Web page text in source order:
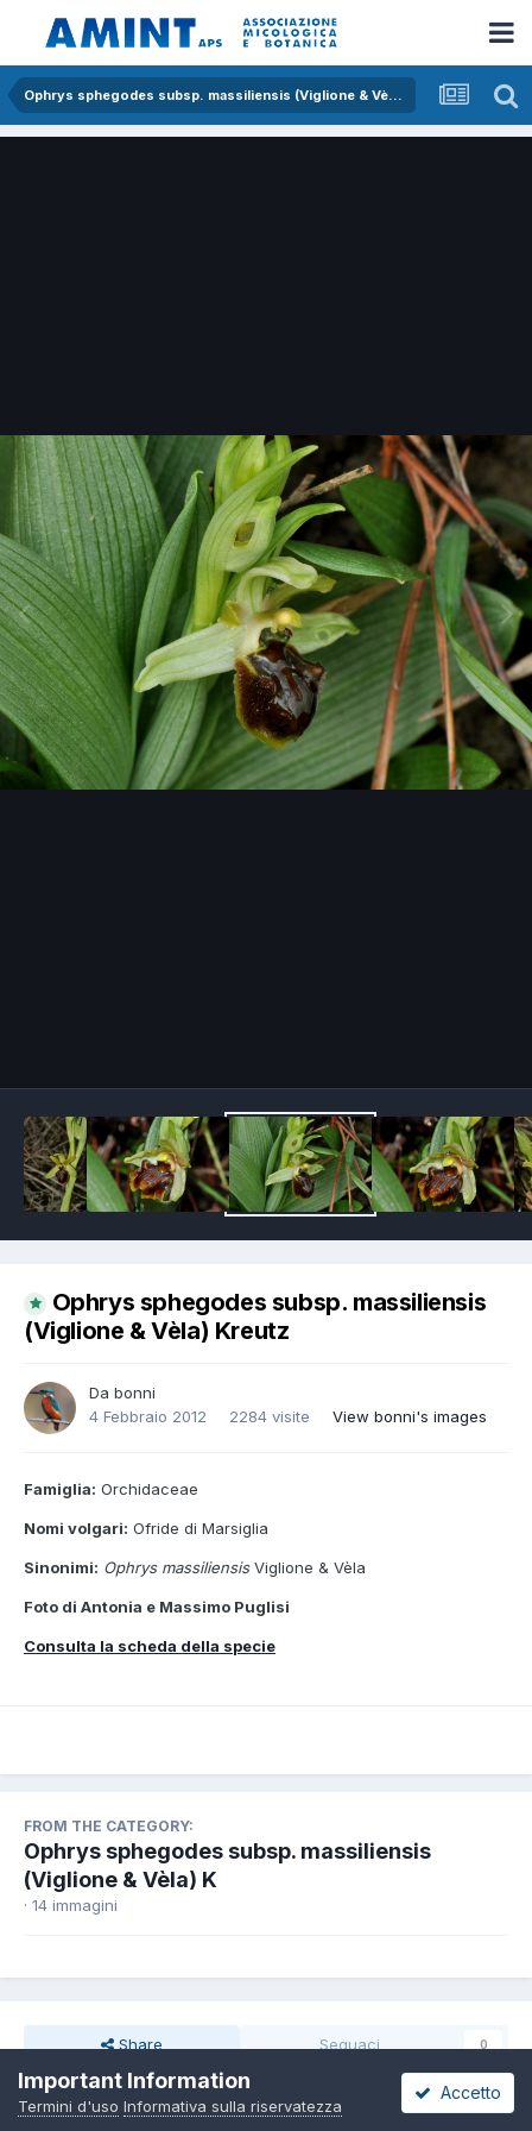
Ophrys sphegodes subsp. massiliensis (Viglione & Vèla) K
Ophrys sphegodes subsp. massiliensis
(Viglione & Vèla) Kreutz
Da bonni
4 Febbraio 2012
2284 visite View bonni's images
Famiglia: Orchidaceae
Nomi volgari: Ofride di Marsiglia
Sinonimi: Ophrys massiliensisViglione & Vèla
Foto di Antonia e Massimo Puglisi
Consulta la scheda della specie
FROM THE CATEGORY:
Ophrys sphegodes subsp. massiliensis
(Viglione & Vèla) K
· 14 immagini
Share Seguaci 0
Important Information
Termini d'uso Informativa sulla riservatezza
Accetto